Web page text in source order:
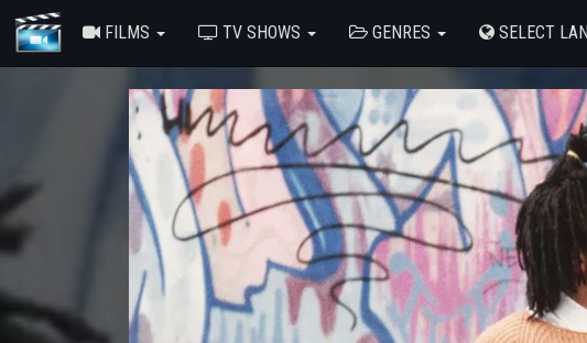
FILMS TV SHOWS GENRES SELECT